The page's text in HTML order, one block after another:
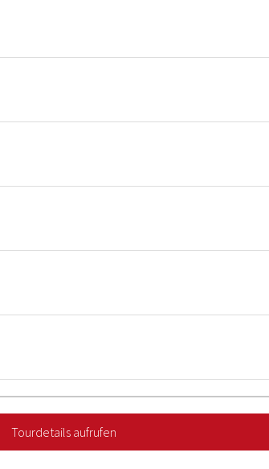
Tourdetails aufrufen